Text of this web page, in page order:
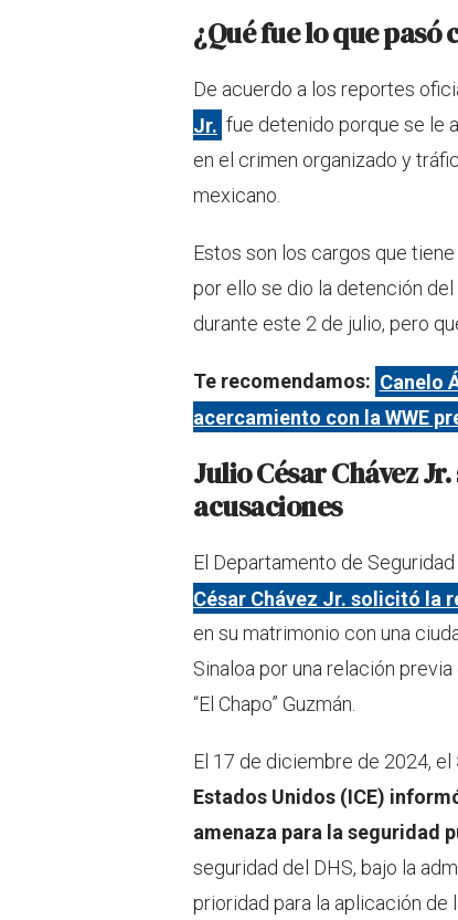
¿Qué fue lo que pasó
De acuerdo a los reportes
Jr. fue detenido porque se le
en el crimen organizado y
mexicano.
Estos son los cargos que
por ello se dio la detención
durante este 2 de julio, pero
Te recomendamos: Canelo
acercamiento con la WWE
Julio César Chávez
acusaciones
El Departamento de
César Chávez Jr. solicitó la
en su matrimonio con una
Sinaloa por una relación
“El Chapo” Guzmán.
El 17 de diciembre de 2024, el
Estados Unidos (ICE)
amenaza para la seguridad
seguridad del DHS, bajo la
prioridad para la aplicación de